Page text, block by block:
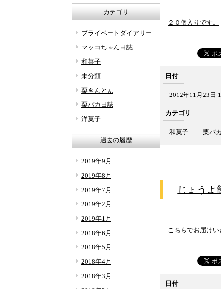
２０個入りです。
日付
2012年11月23日
カテゴリ
和菓子 栗バ
じょう
こちらでお届け
日付
カテゴリ
プライベートダイアリー
マッコちゃん日誌
和菓子
未分類
栗きんとん
栗バカ日誌
洋菓子
過去の履歴
2019年9月
2019年8月
2019年7月
2019年2月
2019年1月
2018年6月
2018年5月
2018年4月
2018年3月